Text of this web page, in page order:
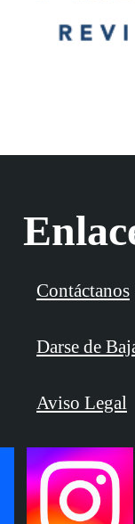
Contáctanos
Darse de
Aviso Legal